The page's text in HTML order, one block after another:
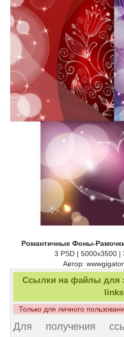
Романтичные Фоны-
3 PSD | 5000х3500 |
Автор:
Ссылки на файлы для
links
Только для личного
Для получения